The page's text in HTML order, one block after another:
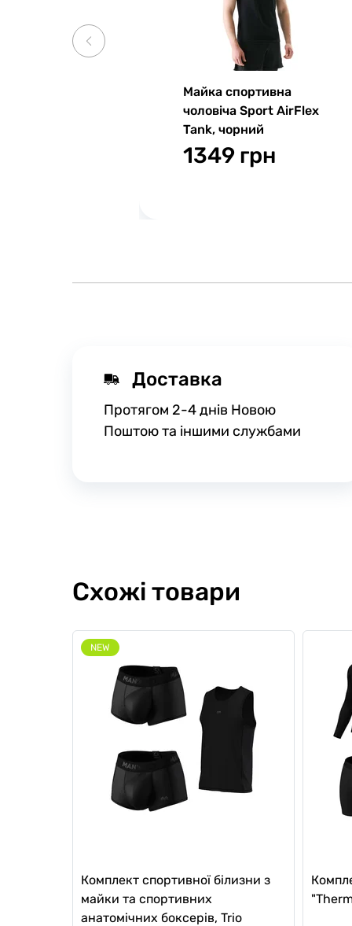
Майка спортивна
чоловіча Sport AirFlex
Tank, чорний
1349 грн
Доставка
Протягом 2-4 днів Новою
Поштою та іншими службами
Схожі товари
NEW
Комплект спортивної білизни з
майки та спортивних
анатомічних боксерів, Trio